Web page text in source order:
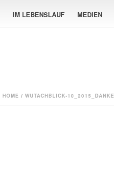
IM LEBENSLAUF MEDIEN
HOME / WUTACHBLICK-10_2015_DANKE